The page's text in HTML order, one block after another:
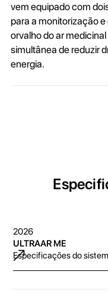
vem equipado com
para a monitorização
orvalho do ar
simultânea de reduzir
energia.
2026
ULTRAAR ME
Especificações do